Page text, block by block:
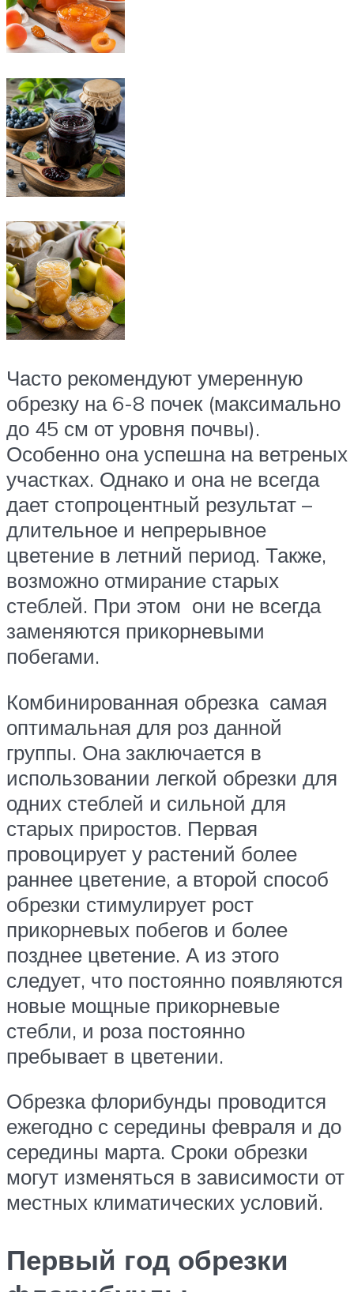
Часто рекомендуют умеренную
обрезку на 6-8 почек (максимально
до 45 см от уровня почвы).
Особенно она успешна на ветреных
участках. Однако и она не всегда
дает стопроцентный результат –
длительное и непрерывное
цветение в летний период. Также,
возможно отмирание старых
стеблей. При этом они не всегда
заменяются прикорневыми
побегами.
Комбинированная обрезка самая
оптимальная для роз данной
группы. Она заключается в
использовании легкой обрезки для
одних стеблей и сильной для
старых приростов. Первая
провоцирует у растений более
раннее цветение, а второй способ
обрезки стимулирует рост
прикорневых побегов и более
позднее цветение. А из этого
следует, что постоянно появляются
новые мощные прикорневые
стебли, и роза постоянно
пребывает в цветении.
Обрезка флорибунды проводится
ежегодно с середины февраля и до
середины марта. Сроки обрезки
могут изменяться в зависимости от
местных климатических условий.
Первый год обрезки